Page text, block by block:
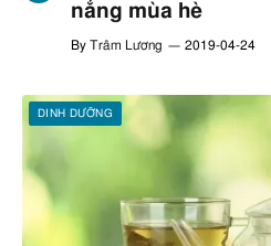
nắng mùa hè
By Trâm Lương 2019-04-24
DINH DƯỠNG